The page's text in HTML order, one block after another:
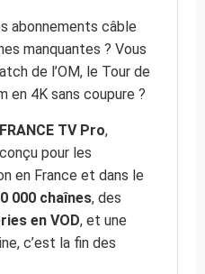
abonnements câble
manquantes ? Vous
de l’OM, le Tour de
en 4K sans coupure ?
TV Pro,
pour les
en France et dans le
000 chaînes, des
en VOD, et une
c’est la fin des